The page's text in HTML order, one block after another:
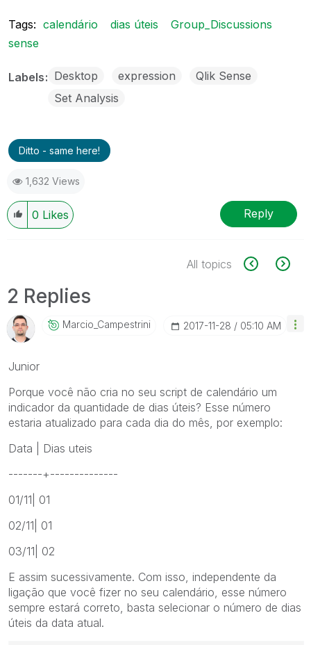
Tags: calendário dias úteis
Group_Discussions
sense
Labels Desktop expression
Qlik Sense
Set Analysis
Ditto - same here!
1,632 Views
0 Likes Reply
All topics
2 Replies
Marcio_CampestrIni ‎2017-11-28 05:10 AM
Junior
Porque você não cria no seu script de calendário um
indicador da quantidade de dias úteis? Esse número
estaria atualizado para cada dia do mês, por exemplo:
Data | Dias uteis
-------+--------------
01/11| 01
02/11| 01
03/11| 02
E assim sucessivamente. Com isso, independente da
ligação que você fizer no seu calendário, esse número
sempre estará correto, basta selecionar o número de dias
úteis da data atual.